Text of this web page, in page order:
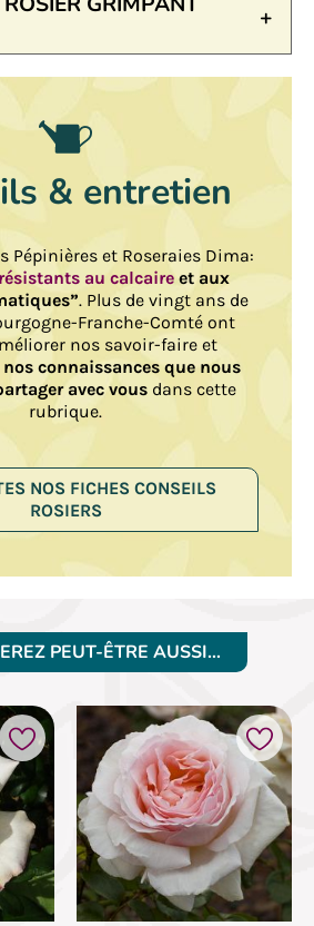
& entretien
Pépinières et Roseraies Dima:
au calcaire et aux
. Plus de vingt ans de
Franche-Comté ont
nos savoir-faire et
nos connaissances que nous
avec vousdans cette
rubrique.
NOS FICHES CONSEILS
ROSIERS
PEUT-ÊTRE AUSSI…